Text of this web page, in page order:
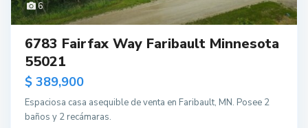
6
6783 Fairfax Way Faribault Minnesota
55021
$ 389,900
Espaciosa casa asequible de venta en Faribault, MN. Posee 2
baños y 2 recámaras.